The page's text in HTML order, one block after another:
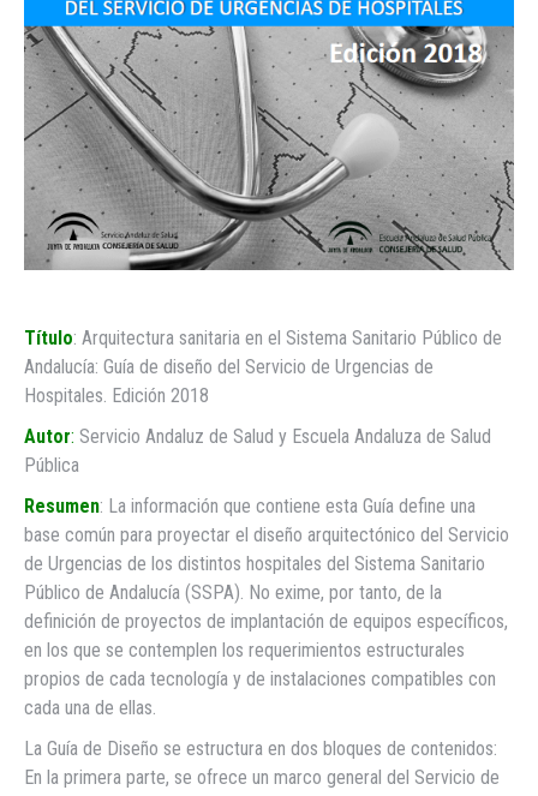
Título: Arquitectura sanitaria en el Sistema Sanitario Público de
Andalucía: Guía de diseño del Servicio de Urgencias de
Hospitales. Edición 2018
Autor: Servicio Andaluz de Salud y Escuela Andaluza de Salud
Pública
Resumen: La información que contiene esta Guía define una
base común para proyectar el diseño arquitectónico del Servicio
de Urgencias de los distintos hospitales del Sistema Sanitario
Público de Andalucía (SSPA). No exime, por tanto, de la
definición de proyectos de implantación de equipos específicos,
en los que se contemplen los requerimientos estructurales
propios de cada tecnología y de instalaciones compatibles con
cada una de ellas.
La Guía de Diseño se estructura en dos bloques de contenidos:
En la primera parte, se ofrece un marco general del Servicio de